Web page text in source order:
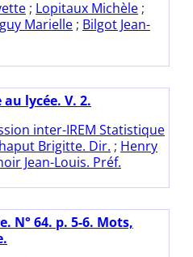
; Lopitaux Michèle ;
Marielle ; Bilgot Jean-
lycée. V. 2.
inter-IREM Statistique
Brigitte. Dir. ; Henry
Jean-Louis. Préf.
N° 64. p. 5-6. Mots,